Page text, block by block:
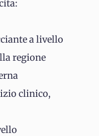
a livello
regione
clinico,